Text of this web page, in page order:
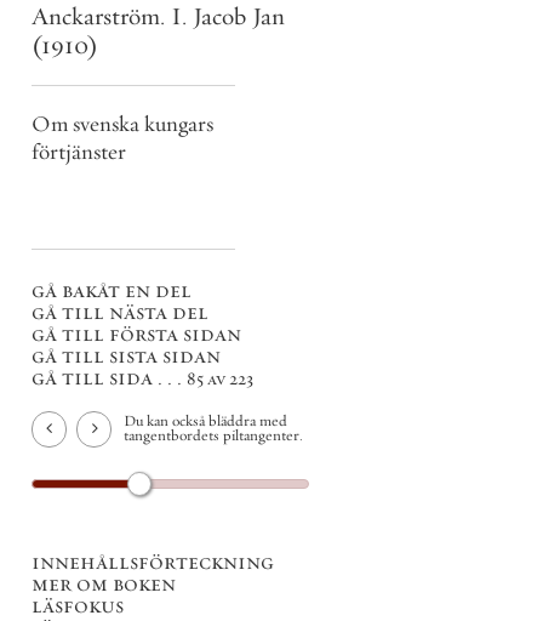
Anckarström. I. Jacob Jan
(1910)
Om svenska kungars
förtjänster
gå bakåt en del
gå till nästa del
gå till första sidan
gå till sista sidan
gå till sida . . . 85 av 223
Du kan också bläddra med
tangentbordets piltangenter.
innehållsförteckning
mer om boken
läsfokus